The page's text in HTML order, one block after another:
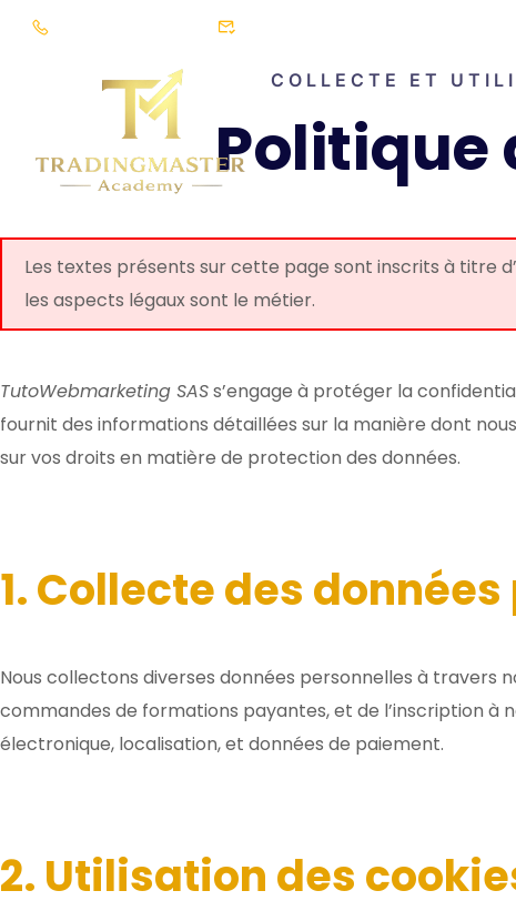
COLLECTE ET
Politique
Les textes présents sur cette page sont inscrits à titre
les aspects légaux sont le métier.
TutoWebmarketing SASs’engage à protéger la
fournit des informations détaillées sur la manière dont
sur vos droits en matière de protection des données.
1. Collecte des
Nous collectons diverses données personnelles à travers
commandes de formations payantes, et de l’inscription à
électronique, localisation, et données de paiement.
2. Utilisation des